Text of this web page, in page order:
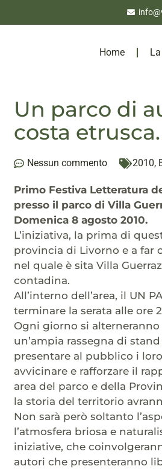
Home
Un parco di
costa
Nessun commento 2010,
Primo Festiva Letteratura
presso il parco di Villa
Domenica 8 agosto 2010.
L’iniziativa, la prima di
provincia di Livorno e a far
nel quale è sita Villa
contadina.
All’interno dell’area, il UN
terminare la serata alle ore
Ogni giorno si
un’ampia rassegna di
presentare al pubblico i
avvicinare e rafforzare il
area del parco e della
la storia del territorio
Non sarà però soltanto
l’atmosfera briosa e
iniziative, che
autori che presenteranno